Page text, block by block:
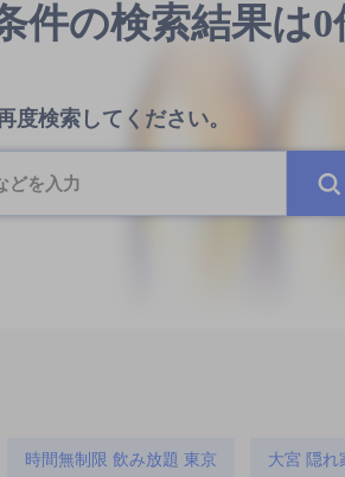
件の検索結果は0
度検索してください。
時間無制限 飲み放題 東京 大宮 隠れ